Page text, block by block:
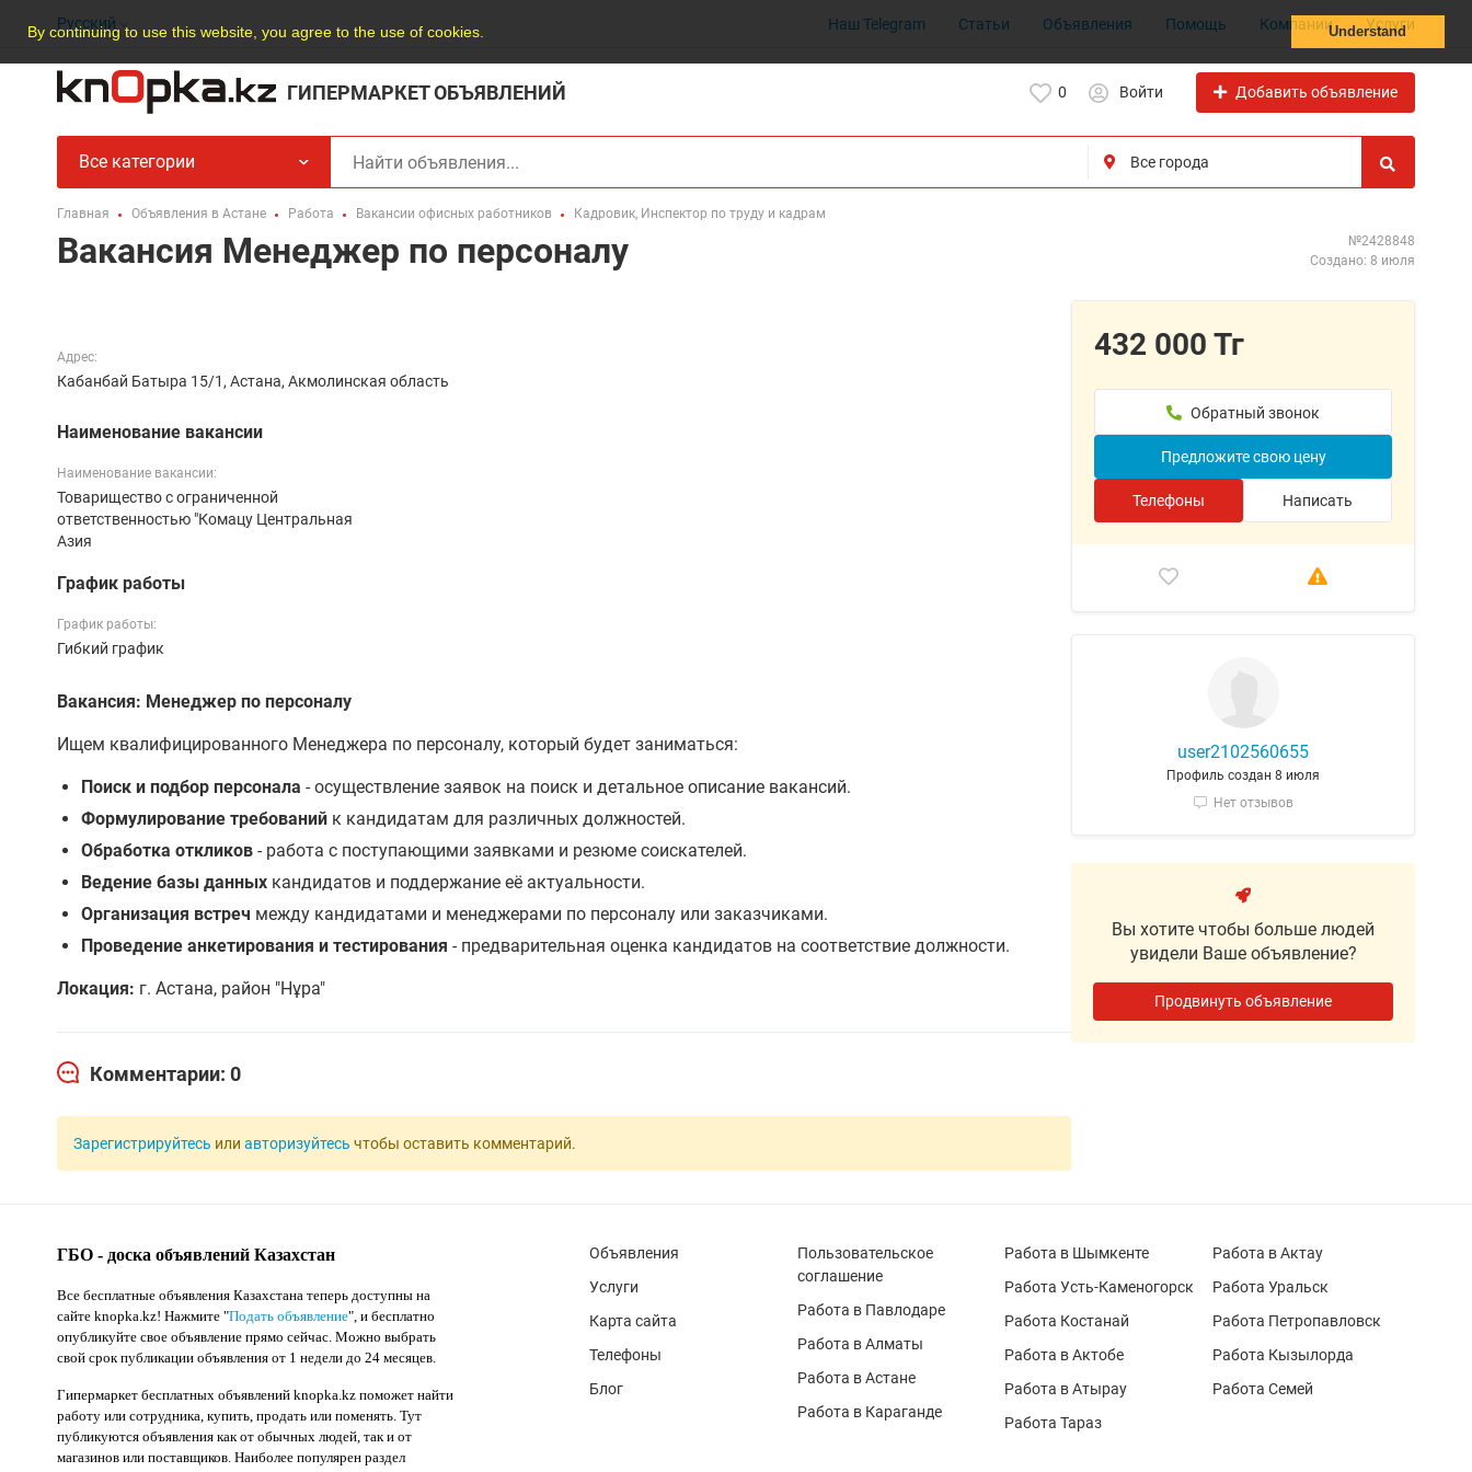
By continuing to use this website, you agree to the use of cookies. Understand
Русский Наш Telegram Статьи Объявления Помощь Компании Услуги
ГИПЕРМАРКЕТ ОБЪЯВЛЕНИЙ 0 Войти Добавить объявление
Все категории
Главная Объявления в Астане Работа Вакансии офисных работников Кадровик, Инспектор по труду и кадрам
Вакансия Менеджер по персоналу
№2428848
Создано: 8 июля
Адрес:
Кабанбай Батыра 15/1, Астана, Акмолинская область
Наименование вакансии
Наименование вакансии:
Товарищество с ограниченной
ответственностью "Комацу Центральная
Азия
График работы
График работы:
Гибкий график
Вакансия: Менеджер по персоналу
Ищем квалифицированного Менеджера по персоналу, который будет заниматься:
Поиск и подбор персонала - осуществление заявок на поиск и детальное описание вакансий.
Формулирование требований к кандидатам для различных должностей.
Обработка откликов - работа с поступающими заявками и резюме соискателей.
Ведение базы данных кандидатов и поддержание её актуальности.
Организация встреч между кандидатами и менеджерами по персоналу или заказчиками.
Проведение анкетирования и тестирования - предварительная оценка кандидатов на соответствие должности.
Локация: г. Астана, район "Нұра"
Комментарии: 0
Зарегистрируйтесь или авторизуйтесь чтобы оставить комментарий.
432 000 Тг
Обратный звонок
Предложите свою цену
Телефоны Написать
user2102560655
Профиль создан 8 июля
Нет отзывов
Вы хотите чтобы больше людей
увидели Ваше объявление?
Продвинуть объявление
ГБО - доска объявлений Казахстан
Все бесплатные объявления Казахстана теперь доступны на
сайте knopka.kz! Нажмите "Подать объявление", и бесплатно
опубликуйте свое объявление прямо сейчас. Можно выбрать
свой срок публикации объявления от 1 недели до 24 месяцев.
Гипермаркет бесплатных объявлений knopka.kz поможет найти
работу или сотрудника, купить, продать или поменять. Тут
публикуются объявления как от обычных людей, так и от
магазинов или поставщиков. Наиболее популярен раздел
Объявления
Услуги
Карта сайта
Телефоны
Блог
Пользовательское
соглашение
Работа в Павлодаре
Работа в Алматы
Работа в Астане
Работа в Караганде
Работа в Шымкенте
Работа Усть-Каменогорск
Работа Костанай
Работа в Актобе
Работа в Атырау
Работа Тараз
Работа в Актау
Работа Уральск
Работа Петропавловск
Работа Кызылорда
Работа Семей